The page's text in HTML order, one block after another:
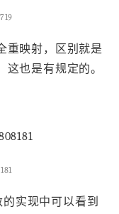
重映射，区别就是
也是有规定的。
的实现中可以看到